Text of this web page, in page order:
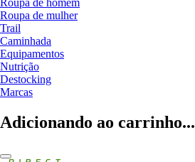
Roupa de homem
Roupa de mulher
Trail
Caminhada
Equipamentos
Nutrição
Destocking
Marcas
Adicionando ao carrinho...